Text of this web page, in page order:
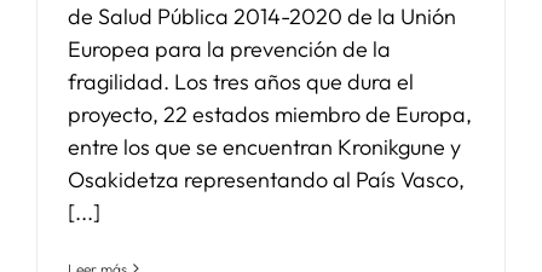
de Salud Pública 2014-2020 de la Unión
Europea para la prevención de la
fragilidad. Los tres años que dura el
proyecto, 22 estados miembro de Europa,
entre los que se encuentran Kronikgune y
Osakidetza representando al País Vasco,
[...]